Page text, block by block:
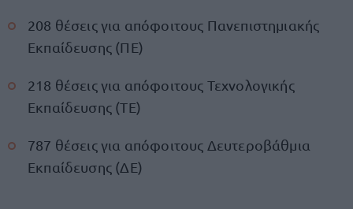
208 θέσεις για απόφοιτους Πανεπιστημιακής
Εκπαίδευσης (ΠΕ)
218 θέσεις για απόφοιτους Τεχνολογικής
Εκπαίδευσης (ΤΕ)
787 θέσεις για απόφοιτους Δευτεροβάθμια
Εκπαίδευσης (ΔΕ)